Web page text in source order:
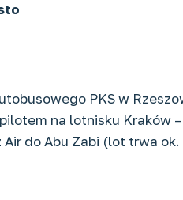
PKS w
na lotnisku Kraków
do Abu Zabi (lot trwa